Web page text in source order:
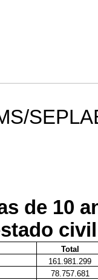
de 10
Total
161.981.299
78.757.681